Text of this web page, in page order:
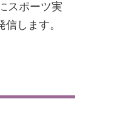
スポーツ実
します。